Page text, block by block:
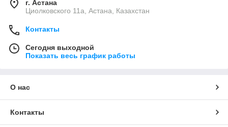
г. Астана
Циолковского 11а, Астана, Казахстан
Контакты
Сегодня выходной
Показать весь график работы
О нас
Контакты